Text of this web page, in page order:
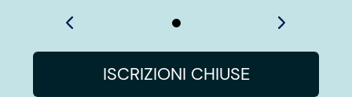
ISCRIZIONI CHIUSE